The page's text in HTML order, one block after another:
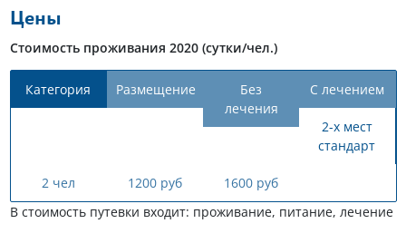
Цены
Стоимость проживания 2020 (сутки/чел.)
Категория Размещение
Без
лечения
С лечением
2-х мест
стандарт
2 чел 1200 руб
1600 руб
В стоимость путевки входит: проживание, питание, лечение